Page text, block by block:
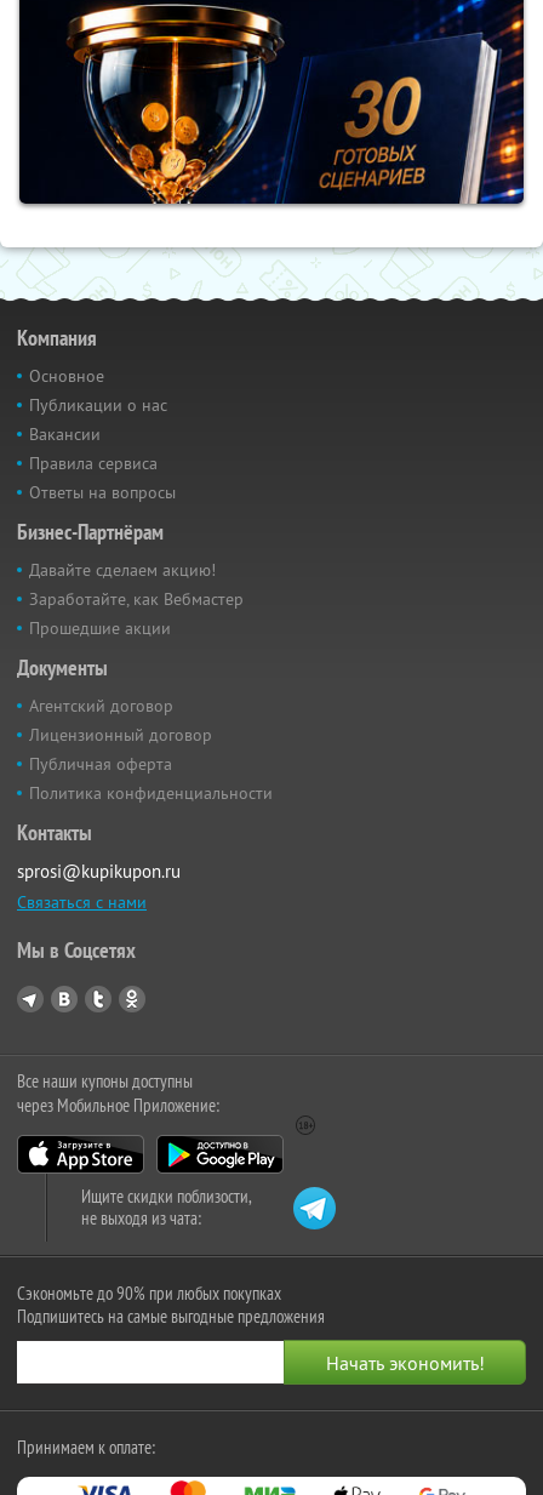
Компания
Основное
Публикации о нас
Вакансии
Правила сервиса
Ответы на вопросы
Бизнес-Партнёрам
Давайте сделаем акцию!
Заработайте, как Вебмастер
Прошедшие акции
Документы
Агентский договор
Лицензионный договор
Публичная оферта
Политика конфиденциальности
Контакты
sprosi@kupikupon.ru
Связаться с нами
Мы в Соцсетях
Все наши купоны доступны
через Мобильное Приложение:
Ищите скидки поблизости,
не выходя из чата:
Сэкономьте до 90% при любых покупках
Подпишитесь на самые выгодные предложения
Принимаем к оплате: